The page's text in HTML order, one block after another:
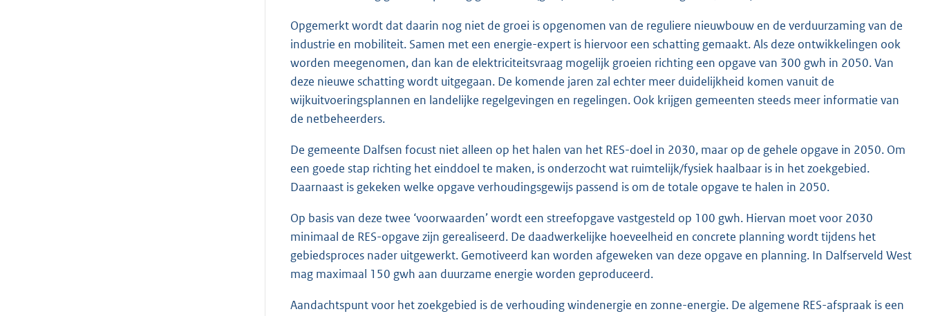
Opgemerkt wordt dat daarin nog niet de groei is opgenomen van de reguliere nieuwbouw en de verduurzaming van de
industrie en mobiliteit. Samen met een energie-expert is hiervoor een schatting gemaakt. Als deze ontwikkelingen ook
worden meegenomen, dan kan de elektriciteitsvraag mogelijk groeien richting een opgave van 300 gwh in 2050. Van
deze nieuwe schatting wordt uitgegaan. De komende jaren zal echter meer duidelijkheid komen vanuit de
wijkuitvoeringsplannen en landelijke regelgevingen en regelingen. Ook krijgen gemeenten steeds meer informatie van
de netbeheerders.
De gemeente Dalfsen focust niet alleen op het halen van het RES-doel in 2030, maar op de gehele opgave in 2050. Om
een goede stap richting het einddoel te maken, is onderzocht wat ruimtelijk/fysiek haalbaar is in het zoekgebied.
Daarnaast is gekeken welke opgave verhoudingsgewijs passend is om de totale opgave te halen in 2050.
Op basis van deze twee ‘voorwaarden’ wordt een streefopgave vastgesteld op 100 gwh. Hiervan moet voor 2030
minimaal de RES-opgave zijn gerealiseerd. De daadwerkelijke hoeveelheid en concrete planning wordt tijdens het
gebiedsproces nader uitgewerkt. Gemotiveerd kan worden afgeweken van deze opgave en planning. In Dalfserveld West
mag maximaal 150 gwh aan duurzame energie worden geproduceerd.
Aandachtspunt voor het zoekgebied is de verhouding windenergie en zonne-energie. De algemene RES-afspraak is een